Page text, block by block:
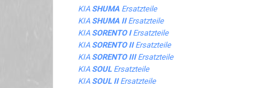
KIA SHUMA Ersatzteile
KIA SHUMA IIErsatzteile
KIA SORENTO IErsatzteile
KIA SORENTO IIErsatzteile
KIA SORENTO IIIErsatzteile
KIA SOUL Ersatzteile
KIA SOUL IIErsatzteile